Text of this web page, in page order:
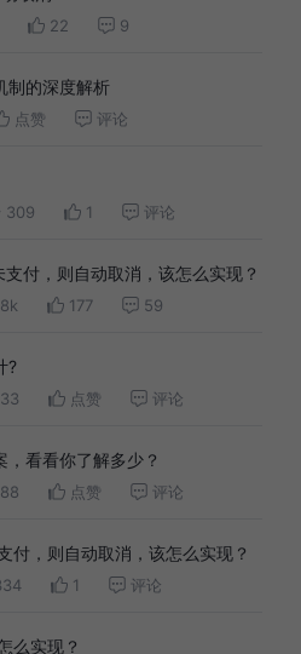
22 9
制的深度解析
点赞 评论
309 1 评论
付，则自动取消，该怎么实现？
177 59
?
点赞 评论
看看你了解多少？
点赞 评论
付，则自动取消，该怎么实现？
1 评论
么实现？